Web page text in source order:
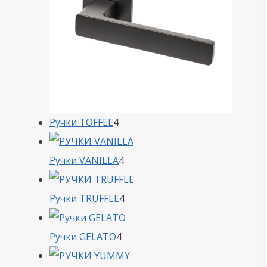
Ручки TOFFEE44
товара
Ручки VANILLA44
товара
Ручки TRUFFLE44
товара
Ручки GELATO44
товара